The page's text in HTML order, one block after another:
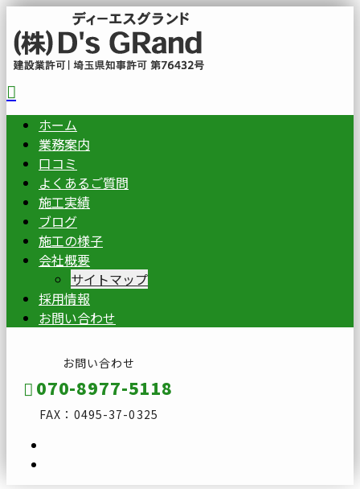
ホーム
業務案内
口コミ
よくあるご質問
施工実績
ブログ
施工の様子
会社概要
サイトマップ
採用情報
お問い合わせ
お問い合わせ
070-8977-5118
FAX：0495-37-0325